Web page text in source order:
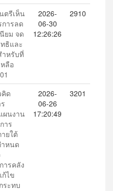
ตรีเห็น
ารลด
ยม จด
ธิและ
หรับที่
ลือ
2026-
06-30
12:26:26
2910
ด
ผนงาน
าร
ยใต้
หนด
ารคลัง
ก้ไข
ระทบ
2026-
06-26
17:20:49
3201